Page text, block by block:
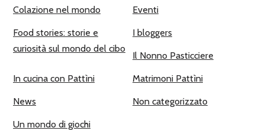
Colazione nel mondo Eventi
Food stories: storie e
curiosità sul mondo del cibo
I bloggers
Il Nonno Pasticciere
In cucina con Pattìni Matrimoni Pattìni
News Non categorizzato
Un mondo di giochi